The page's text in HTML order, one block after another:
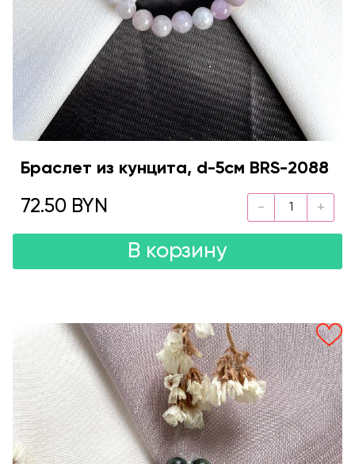
Браслет из кунцита, d-5см BRS-2088
72.50 BYN
В корзину